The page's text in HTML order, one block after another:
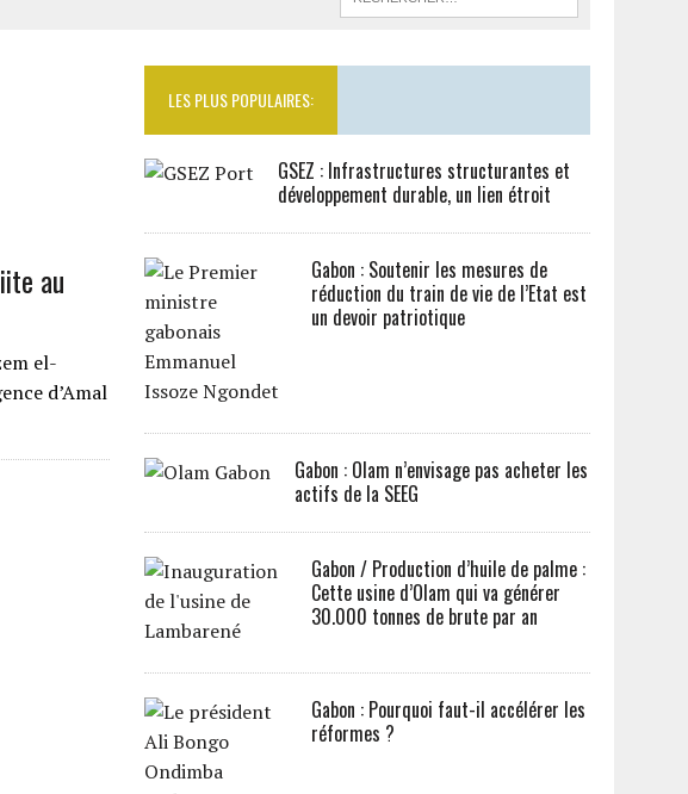
au
el-
d’Amal
LES PLUS POPULAIRES:
GSEZ : Infrastructures structurantes et
développement durable, un lien étroit
Gabon : Soutenir les mesures de
réduction du train de vie de l’Etat est
un devoir patriotique
Gabon : Olam n’envisage pas acheter les
actifs de la SEEG
Gabon / Production d’huile de palme :
Cette usine d’Olam qui va générer
30.000 tonnes de brute par an
Gabon : Pourquoi faut-il accélérer les
réformes ?